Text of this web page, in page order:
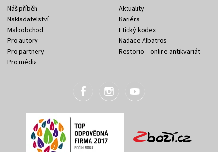
Náš příběh
Nakladatelství
Maloobchod
Pro autory
Pro partnery
Pro média
Aktuality
Kariéra
Etický kodex
Nadace Albatros
Restorio – online antikvariát